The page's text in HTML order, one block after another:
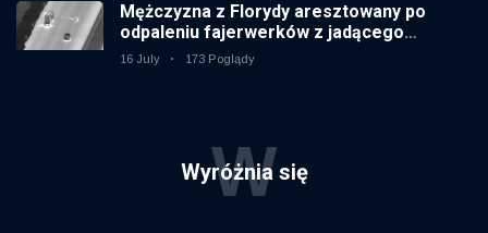
Mężczyzna z Florydy aresztowany po
odpaleniu fajerwerków z jadącego
samochodu
16 July 173 Poglądy
Wyróżnia się
W